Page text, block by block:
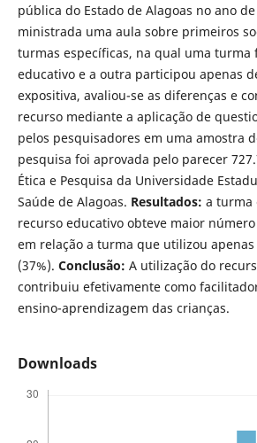
pública do Estado de Alagoas no ano
ministrada uma aula sobre primeiros
turmas específicas, na qual uma turma
educativo e a outra participou apenas
expositiva, avaliou-se as diferenças e
recurso mediante a aplicação de
pelos pesquisadores em uma amostra
pesquisa foi aprovada pelo parecer
Ética e Pesquisa da Universidade
Saúde de Alagoas. Resultados: a turma
recurso educativo obteve maior
em relação a turma que utilizou
(37%). Conclusão: A utilização do
contribuiu efetivamente como
ensino-aprendizagem das crianças.
Downloads